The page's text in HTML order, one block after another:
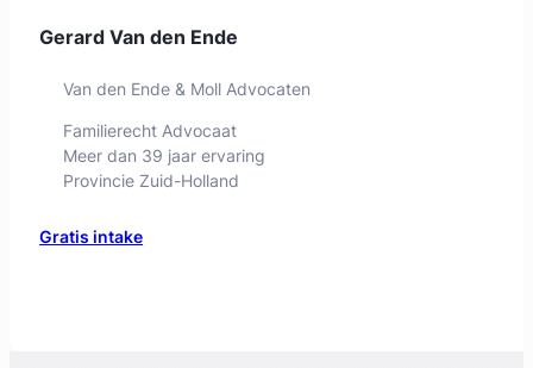
Gerard Van den Ende
Van den Ende & Moll Advocaten
Familierecht Advocaat
Meer dan 39 jaar ervaring
Provincie Zuid-Holland
Gratis intake